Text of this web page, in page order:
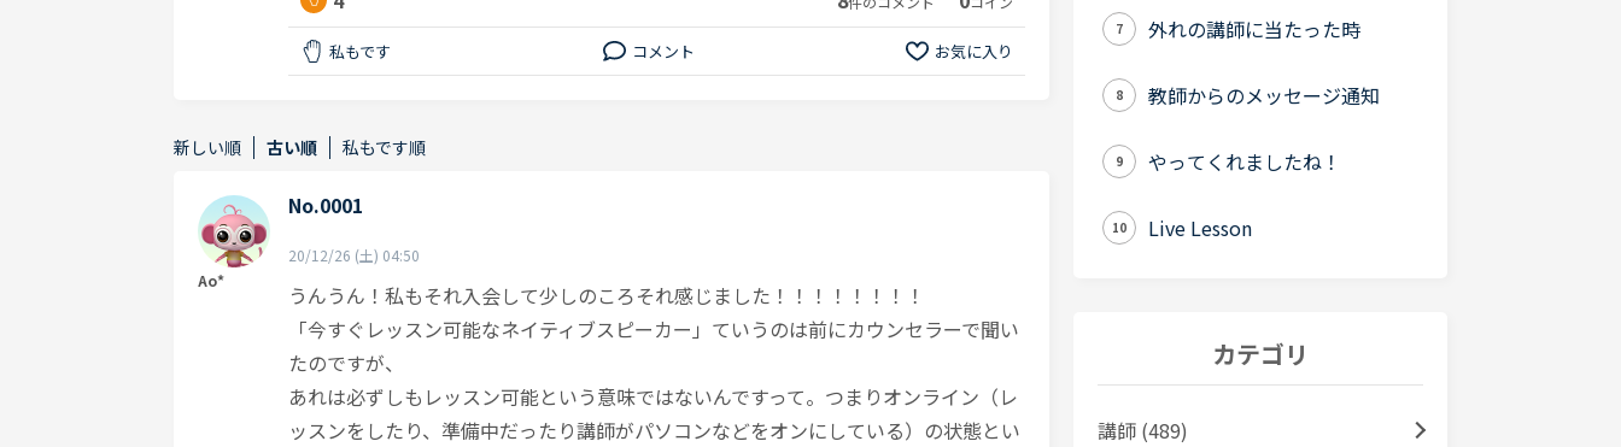
私もです コメント お気に入り
新しい順 古い順 私もです順
Ao*
No.0001
20/12/26 (土) 04:50
うんうん！私もそれ入会して少しのころそれ感じました！！！！！！！！
「今すぐレッスン可能なネイティブスピーカー」ていうのは前にカウンセラーで聞い
たのですが、
あれは必ずしもレッスン可能という意味ではないんですって。つまりオンライン（レ
ッスンをしたり、準備中だったり講師がパソコンなどをオンにしている）の状態とい
7 外れの講師に当たった時
8 教師からのメッセージ通知
9 やってくれましたね！
10 Live Lesson
カテゴリ
講師 (489)